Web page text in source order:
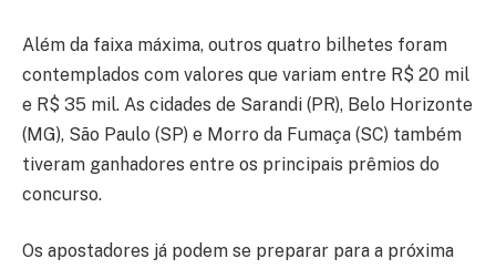
Além da faixa máxima, outros quatro bilhetes foram
contemplados com valores que variam entre R$ 20 mil
e R$ 35 mil. As cidades de Sarandi (PR), Belo Horizonte
(MG), São Paulo (SP) e Morro da Fumaça (SC) também
tiveram ganhadores entre os principais prêmios do
concurso.
Os apostadores já podem se preparar para a próxima